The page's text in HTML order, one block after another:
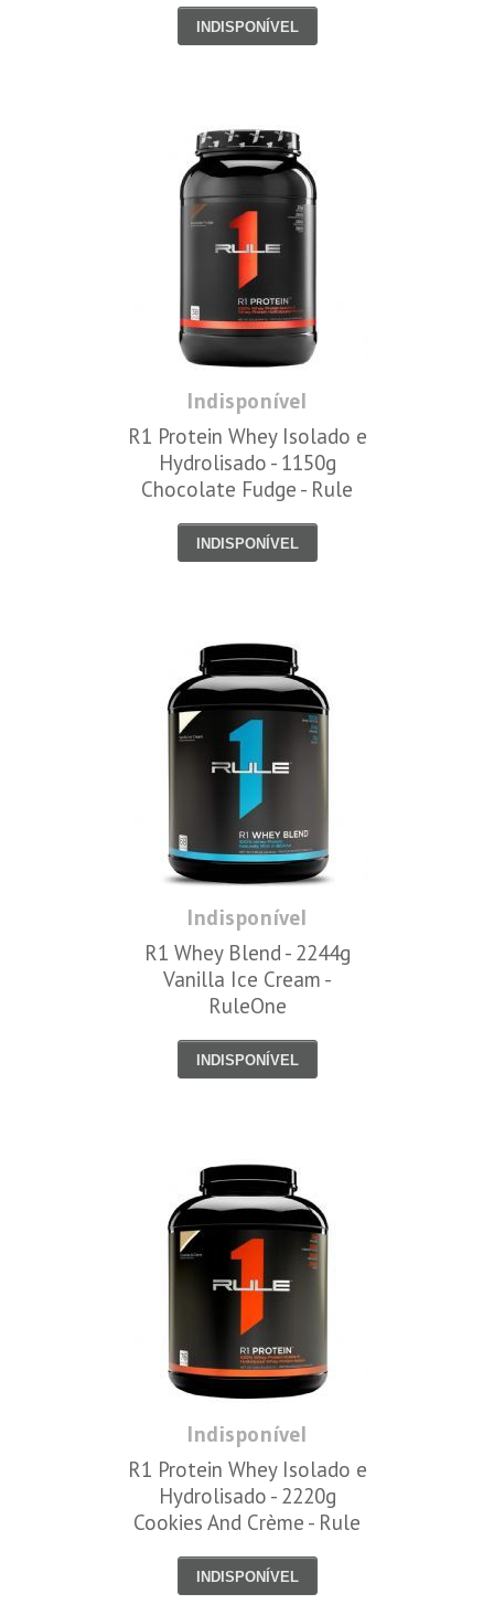
INDISPONÍVEL
Indisponível
R1 Protein Whey Isolado e
Hydrolisado - 1150g
Chocolate Fudge - Rule
INDISPONÍVEL
Indisponível
R1 Whey Blend - 2244g
Vanilla Ice Cream -
RuleOne
INDISPONÍVEL
Indisponível
R1 Protein Whey Isolado e
Hydrolisado - 2220g
Cookies And Crème - Rule
INDISPONÍVEL